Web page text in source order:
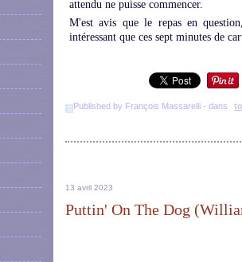
attendu ne puisse commencer.
M'est avis que le repas en
intéressant que ces sept minutes de
Published by François Massarelli - dans
13 avril 2023
Puttin' On The Dog